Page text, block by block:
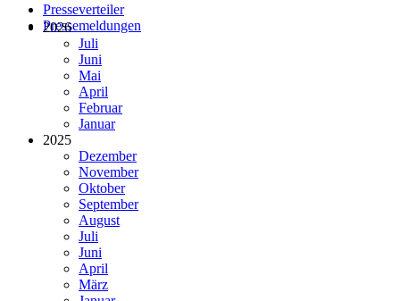
Presseverteiler
Pressemeldungen
2026
Juli
Juni
Mai
April
Februar
Januar
2025
Dezember
November
Oktober
September
August
Juli
Juni
April
März